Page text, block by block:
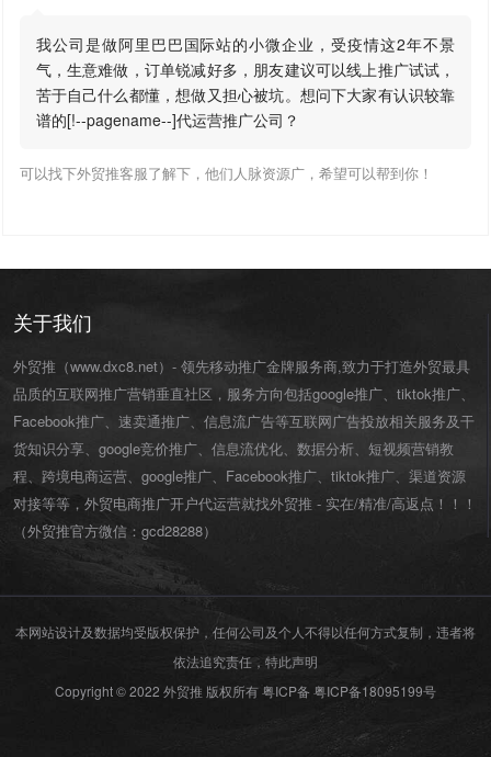
我公司是做阿里巴巴国际站的小微企业，受疫情这2年不景
气，生意难做，订单锐减好多，朋友建议可以线上推广试试，
苦于自己什么都懂，想做又担心被坑。想问下大家有认识较靠
谱的[!--pagename--]代运营推广公司？
可以找下外贸推客服了解下，他们人脉资源广，希望可以帮到你！
关于我们
外贸推（www.dxc8.net）- 领先移动推广金牌服务商,致力于打造外贸最具
品质的互联网推广营销垂直社区，服务方向包括google推广、tiktok推广、
Facebook推广、速卖通推广、信息流广告等互联网广告投放相关服务及干
货知识分享、google竞价推广、信息流优化、数据分析、短视频营销教
程、跨境电商运营、 google推广、 Facebook推广、 tiktok推广、渠道资源
对接等等，外贸电商推广开户代运营就找外贸推 - 实在/精准/高返点！！！
（外贸推官方微信： gcd28288）
本网站设计及数据均受版权保护，任何公司及个人不得以任何方式复制，违者将
依法追究责任，特此声明
Copyright © 2022 外贸推 版权所有 粤ICP备 粤ICP备18095199号